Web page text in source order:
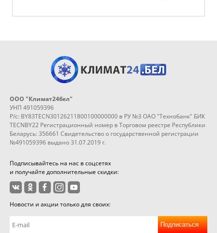
ООО "Климат24бел"
УНП 491059396
Р/с: BY83TECN30126211800100000000 в РУ №3 ОАО "Технобанк" БИК
TECNBY22 Регистрационный номер в Торговом реестре Республики
Беларусь: 356661 Свидетельство о государственной регистрации
№491059396 выдано 31.07.2019 г.
Подписывайтесь на нас в соцсетях
и получайте дополнительные скидки:
Новости и акции только для своих:
Подписаться